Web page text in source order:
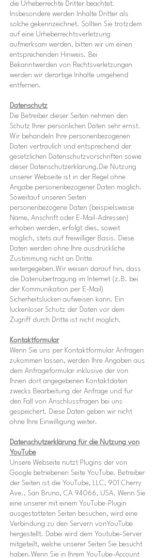
die Urheberrechte Dritter beachtet.
Insbesondere werden Inhalte Dritter als
solche gekennzeichnet. Sollten Sie trotzdem
auf eine Urheberrechtsverletzung
aufmerksam werden, bitten wir um einen
entsprechenden Hinweis. Bei
Bekanntwerden von Rechtsverletzungen
werden wir derartige Inhalte umgehend
entfernen.
Datenschutz
Die Betreiber dieser Seiten nehmen den
Schutz Ihrer persönlichen Daten sehr ernst.
Wir behandeln Ihre personenbezogenen
Daten vertraulich und entsprechend der
gesetzlichen Datenschutzvorschriften sowie
dieser Datenschutzerklärung.Die Nutzung
unserer Webseite ist in der Regel ohne
Angabe personenbezogener Daten möglich.
Soweitauf unseren Seiten
personenbezogene Daten (beispielsweise
Name, Anschrift oder E-Mail-Adressen)
erhoben werden, erfolgt dies, soweit
möglich, stets auf freiwilliger Basis. Diese
Daten werden ohne Ihre ausdrückliche
Zustimmung nicht an Dritte
weitergegeben.Wir weisen darauf hin, dass
die Datenübertragung im Internet (z.B. bei
der Kommunikation per E-Mail)
Sicherheitslücken aufweisen kann. Ein
lückenloser Schutz der Daten vor dem
Zugriff durch Dritte ist nicht möglich.
Kontaktformular
Wenn Sie uns per Kontaktformular Anfragen
zukommen lassen, werden Ihre Angaben aus
dem Anfrageformular inklusive der von
Ihnen dort angegebenen Kontaktdaten
zwecks Bearbeitung der Anfrage und für
den Fall von Anschlussfragen bei uns
gespeichert. Diese Daten geben wir nicht
ohne Ihre Einwilligung weiter.
Datenschutzerklärung für die Nutzung von
YouTube
Unsere Webseite nutzt Plugins der von
Google betriebenen Seite YouTube. Betreiber
der Seiten ist die YouTube, LLC, 901 Cherry
Ave., San Bruno, CA 94066, USA. Wenn Sie
eine unserer mit einem YouTube-Plugin
ausgestatteten Seiten besuchen, wird eine
Verbindung zu den Servern vonYouTube
hergestellt. Dabei wird dem Youtube-Server
mitgeteilt, welche unserer Seiten Sie besucht
haben.Wenn Sie in Ihrem YouTube-Account